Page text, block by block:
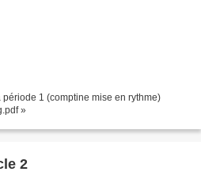
1 (comptine mise en rythme)
»
2